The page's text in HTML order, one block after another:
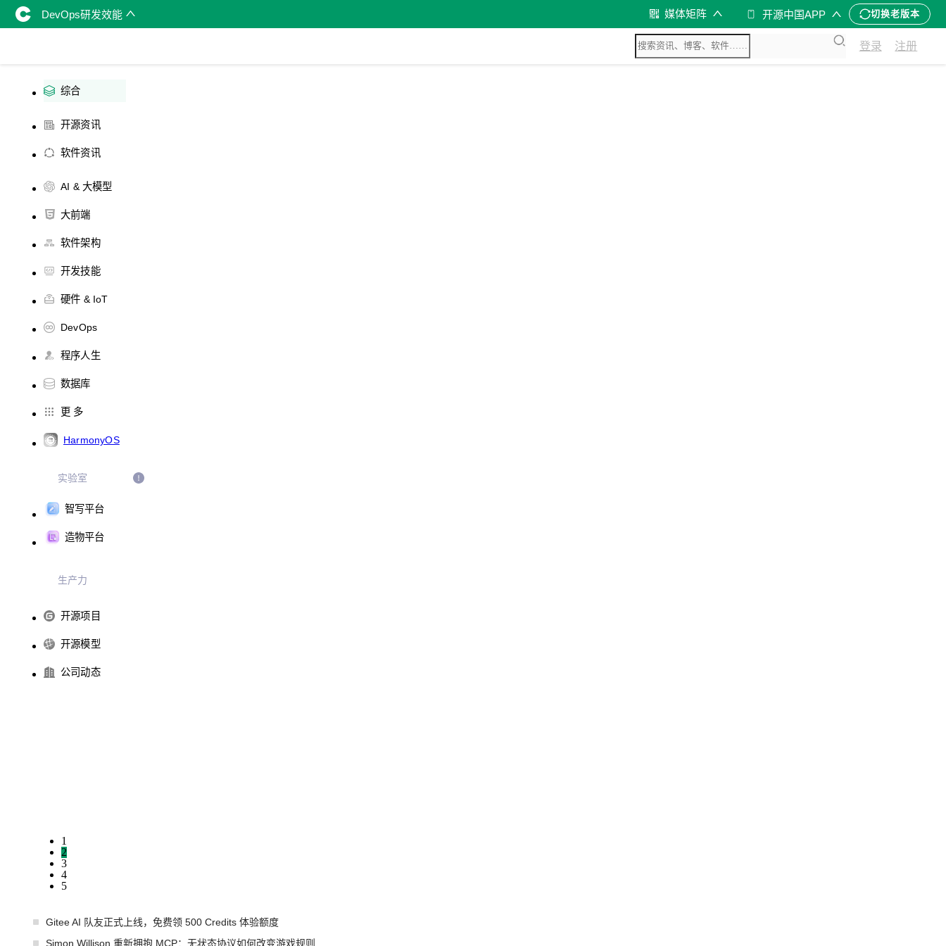
DevOps研发效能 媒体矩阵 开源中国APP 切换老版本
登录 注册
综合
开源资讯
软件资讯
AI & 大模型
大前端
软件架构
开发技能
硬件 & IoT
DevOps
程序人生
数据库
更 多
HarmonyOS
实验室
智写平台
造物平台
生产力
开源项目
开源模型
公司动态
1
2
3
4
5
Gitee AI 队友正式上线，免费领 500 Credits 体验额度
Simon Willison 重新拥抱 MCP：无状态协议如何改变游戏规则